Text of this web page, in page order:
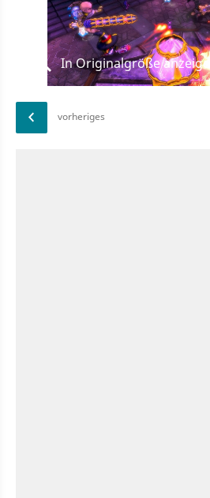
In Originalgröße anzeigen
vorheriges